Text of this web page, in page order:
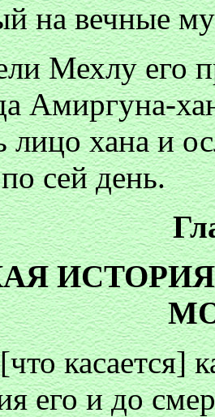
на вечные
Мехлу его
Амиргуна-
лицо хана и
сей день.
касается]
его и до